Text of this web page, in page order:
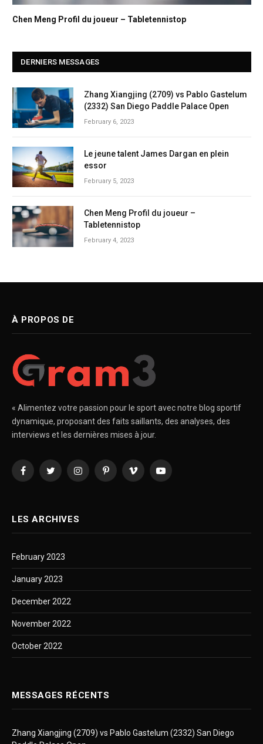
Chen Meng Profil du joueur – Tabletennistop
DERNIERS MESSAGES
Zhang Xiangjing (2709) vs Pablo Gastelum
(2332) San Diego Paddle Palace Open
February 6, 2023
Le jeune talent James Dargan en plein
essor
February 5, 2023
Chen Meng Profil du joueur –
Tabletennistop
February 4, 2023
À PROPOS DE
« Alimentez votre passion pour le sport avec notre blog sportif
dynamique, proposant des faits saillants, des analyses, des
interviews et les dernières mises à jour.
FacebookTwitterInstagramPinterestVimeo YouTube
LES ARCHIVES
February 2023
January 2023
December 2022
November 2022
October 2022
MESSAGES RÉCENTS
Zhang Xiangjing (2709) vs Pablo Gastelum (2332) San Diego